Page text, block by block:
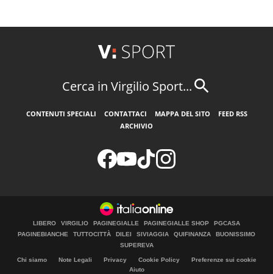
Cerca in Virgilio Sport...
CONTENUTI SPECIALI CONTATTACI MAPPA DEL SITO
FEED RSS
ARCHIVIO
LIBERO VIRGILIO PAGINEGIALLE PAGINEGIALLE SHOP
PGCASA
PAGINEBIANCHE
TUTTOCITTÀ DILEI SIVIAGGIA QUIFINANZA
BUONISSIMO
SUPEREVA
Chi siamo Note Legali Privacy Cookie Policy
Preferenze sui cookie
Aiuto